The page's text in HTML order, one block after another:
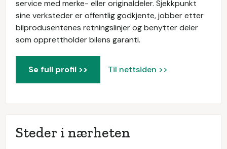
service med merke- eller originaldeler. Sjekkpunkt
sine verksteder er offentlig godkjente, jobber etter
bilprodusentenes retningslinjer og benytter deler
som opprettholder bilens garanti.
Se full profil >> Til nettsiden >>
Steder i nærheten